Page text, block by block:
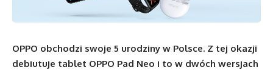
OPPO obchodzi swoje 5 urodziny w Polsce. Z tej okazji
debiutuje tablet OPPO Pad Neo i to w dwóch wersjach